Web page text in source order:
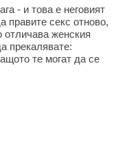
- и това е неговият
правите секс отново,
женския
прекалявате:
те могат да се